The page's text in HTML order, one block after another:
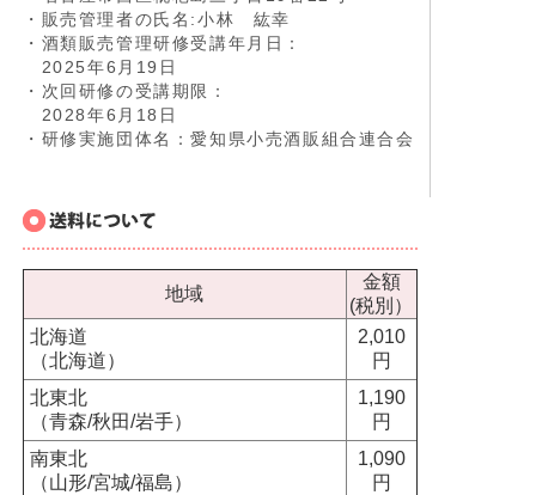
・販売管理者の氏名:小林 紘幸
・酒類販売管理研修受講年月日：
2025年6月19日
・次回研修の受講期限：
2028年6月18日
・研修実施団体名：愛知県小売酒販組合連合会
地域
金額
(税別）
北海道
（北海道）
2,010
円
北東北
（青森/秋田/岩手）
1,190
円
南東北
（山形/宮城/福島）
1,090
円